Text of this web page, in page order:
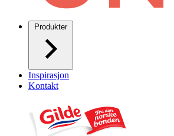
Produkter
Inspirasjon
Kontakt